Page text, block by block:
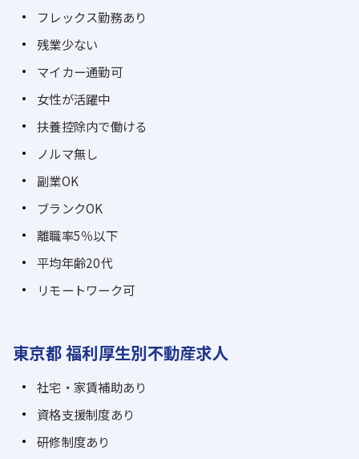
フレックス勤務あり
残業少ない
マイカー通勤可
女性が活躍中
扶養控除内で働ける
ノルマ無し
副業OK
ブランクOK
離職率5％以下
平均年齢20代
リモートワーク可
東京都 福利厚生別不動産求人
社宅・家賃補助あり
資格支援制度あり
研修制度あり